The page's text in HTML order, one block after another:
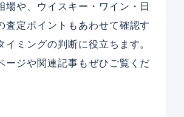
場や、ウイスキー・ワイン・日
査定ポイントもあわせて確認す
イミングの判断に役立ちます。
ージや関連記事もぜひご覧くだ